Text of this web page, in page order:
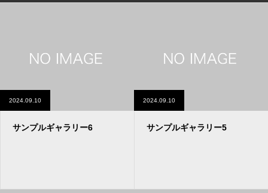
2024.09.10
サンプルギャラリー6
2024.09.10
サンプルギャラリー5